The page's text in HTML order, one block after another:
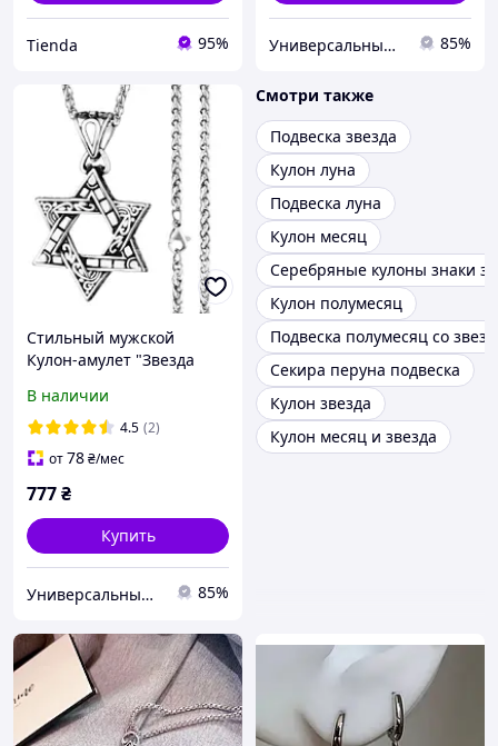
Tienda 95% Универсальный Интернет-магазин POPULAR 85%
Стильный мужской
Кулон-амулет "Звезда
[QW4210] Meirenpeixi
Zhijia Jewelry
В наличии
4.5 (2)
от78₴/мес
777₴
Купить
Универсальный Интернет-магазин POPULAR 85%
Смотри также
Подвеска звезда
Кулон луна
Подвеска луна
Кулон месяц
Серебряные кулоны знаки
Кулон полумесяц
Подвеска полумесяц со
Секира перуна подвеска
Кулон звезда
Кулон месяц и звезда